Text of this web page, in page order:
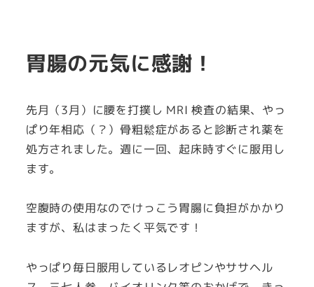
胃腸の元気に感謝！
先月（3月）に腰を打撲し MRI 検査の結果、やっ
ぱり年相応（？）骨粗鬆症があると診断され薬を
処方されました。週に一回、起床時すぐに服用し
ます。
空腹時の使用なのでけっこう胃腸に負担がかかり
ますが、私はまったく平気です！
やっぱり毎日服用しているレオピンやササヘル